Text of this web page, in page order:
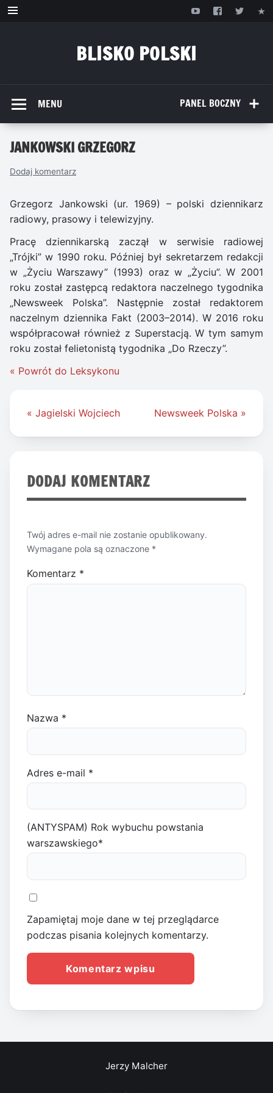
Przejdź
BLISKO POLSKI
PANEL BOCZNY
MENU
JANKOWSKI GRZEGORZ
Dodaj komentarz
Grzegorz Jankowski (ur. 1969) – polski dziennikarz
radiowy, prasowy i telewizyjny.
Pracę dziennikarską zaczął w serwisie radiowej
„Trójki” w 1990 roku. Później był sekretarzem redakcji
w „Życiu Warszawy” (1993) oraz w „Życiu”. W 2001
roku został zastępcą redaktora naczelnego tygodnika
„Newsweek Polska”. Następnie został redaktorem
naczelnym dziennika Fakt (2003–2014). W 2016 roku
współpracował również z Superstacją. W tym samym
roku został felietonistą tygodnika „Do Rzeczy”.
« Powrót do Leksykonu
Nawigacja
« Jagielski Wojciech Newsweek Polska »
DODAJ KOMENTARZ
Twój adres e-mail nie zostanie opublikowany.
Wymagane pola są oznaczone *
Komentarz *
Nazwa *
Adres e-mail *
(ANTYSPAM) Rok wybuchu powstania
warszawskiego*
Zapamiętaj moje dane w tej przeglądarce
podczas pisania kolejnych komentarzy.
Jerzy Malcher